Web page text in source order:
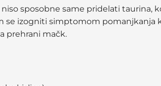
sposobne same pridelati taurina,
izogniti simptomom pomanjkanja
prehrani mačk.